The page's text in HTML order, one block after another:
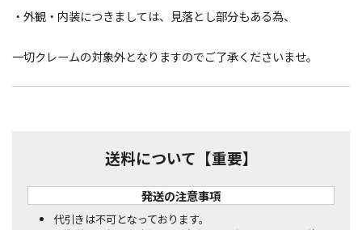
・外観・内装につきましては、見落とし部分もある為、
一切クレームの対象外となりますのでご了承くださいませ。
送料について【重要】
発送の注意事項
代引きは不可となっております。